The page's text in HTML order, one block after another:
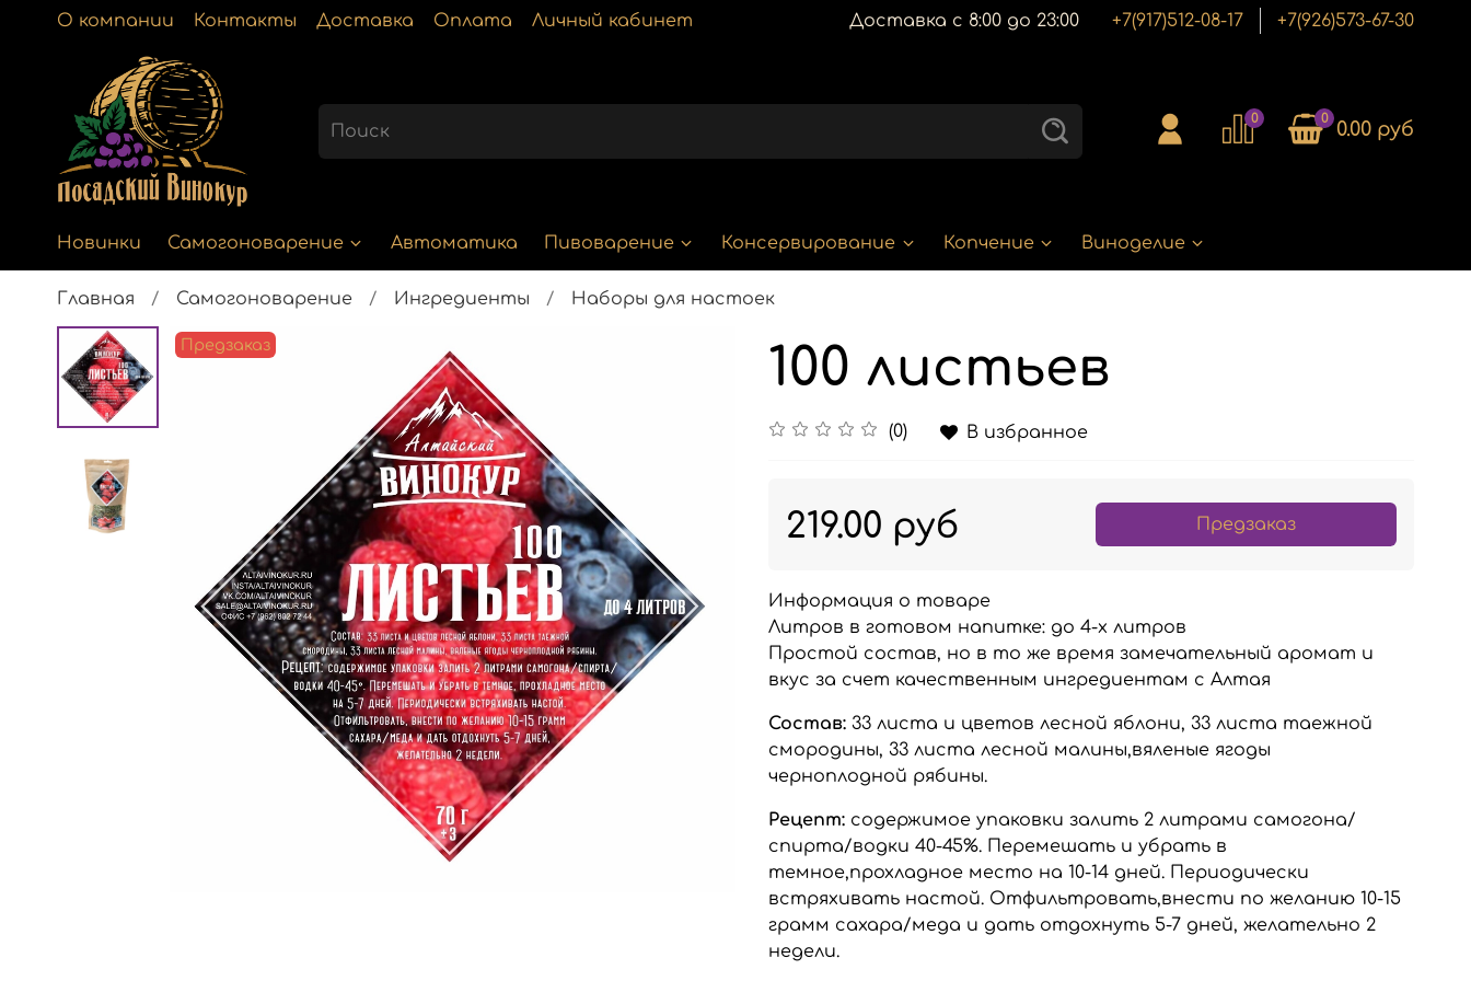
О компании Контакты Доставка Оплата Личный кабинет Доставка с 8:00 до 23:00 +7(917)512-08-17 +7(926)573-67-30
0 0 0.00 руб
Новинки Самогоноварение Автоматика Пивоварение Консервирование Копчение Виноделие
Главная Самогоноварение Ингредиенты Наборы для настоек
Предзаказ 100 листьев
(0) В избранное
219.00 руб Предзаказ
Информация о товаре
Литров в готовом напитке: до 4-х литров
Простой состав, но в то же время замечательный аромат и
вкус за счет качественным ингредиентам с Алтая
Состав: 33 листа и цветов лесной яблони, 33 листа таежной
смородины, 33 листа лесной малины,вяленые ягоды
черноплодной рябины.
Рецепт: содержимое упаковки залить 2 литрами самогона/
спирта/водки 40-45%. Перемешать и убрать в
темное,прохладное место на 10-14 дней. Периодически
встряхивать настой. Отфильтровать,внести по желанию 10-15
грамм сахара/меда и дать отдохнуть 5-7 дней, желательно 2
недели.